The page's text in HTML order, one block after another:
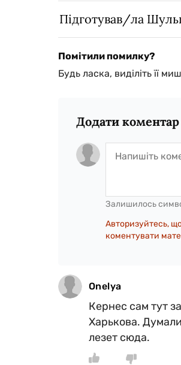
Підготував/ла
Помітили помилку?
Будь ласка, виділіть її
Додати коментар
Залишилось
Авторизуйтесь,
коментувати
Onelya
Кернес сам тут
Харькова.
лезет сюда.